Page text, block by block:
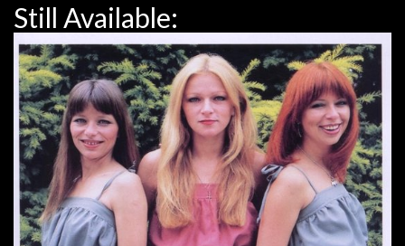
Still Available: